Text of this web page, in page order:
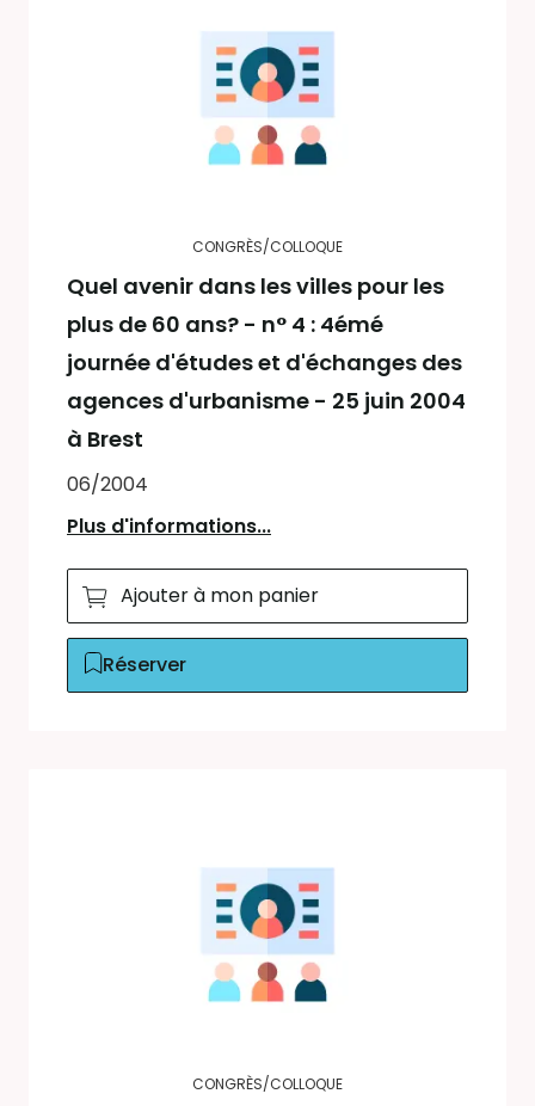
CONGRÈS/COLLOQUE
Quel avenir dans les villes pour les
plus de 60 ans? - n° 4 : 4émé
journée d'études et d'échanges des
agences d'urbanisme - 25 juin 2004
à Brest
06/2004
Plus d'informations...
Ajouter à mon panier
Réserver
CONGRÈS/COLLOQUE